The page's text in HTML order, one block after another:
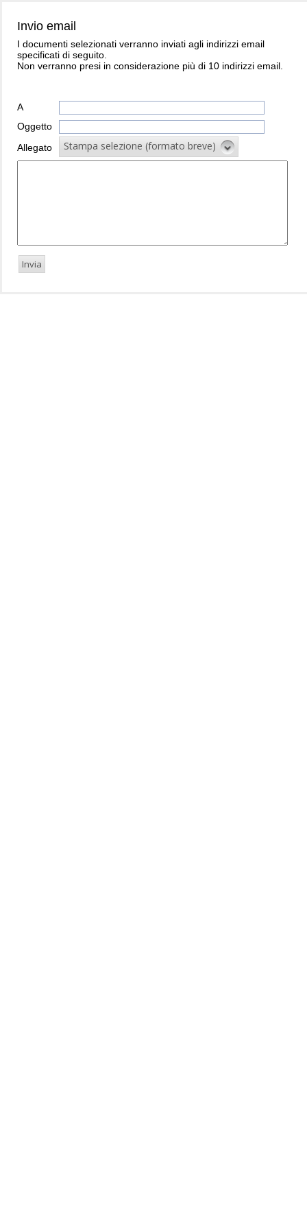
Invio email
I documenti selezionati verranno inviati agli indirizzi email
specificati di seguito.
Non verranno presi in considerazione più di 10 indirizzi email.
A
Oggetto
Allegato
Stampa selezione (formato breve)